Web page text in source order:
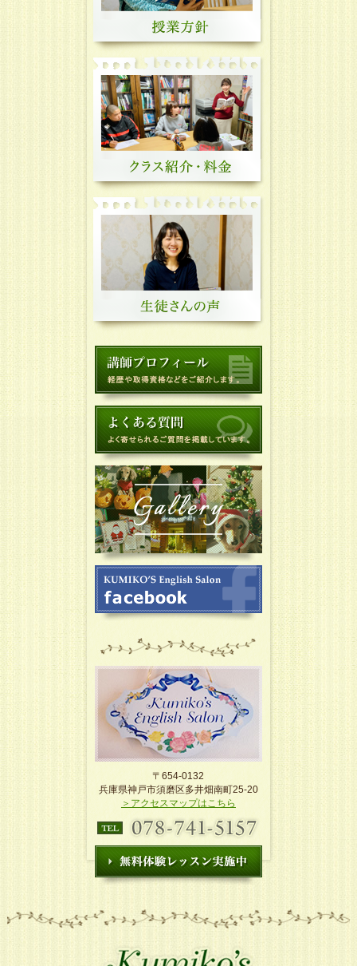
〒654-0132
兵庫県神戸市須磨区多井畑南町25-20
＞アクセスマップはこちら